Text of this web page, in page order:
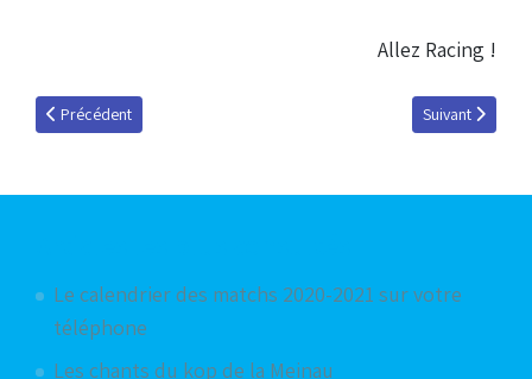
Allez Racing !
Article précédent : Grand jeu des 5000 sur Facebook !
Précédent Article suivant :
Suivant
Le calendrier des matchs 2020-2021 sur votre
téléphone
Les chants du kop de la Meinau